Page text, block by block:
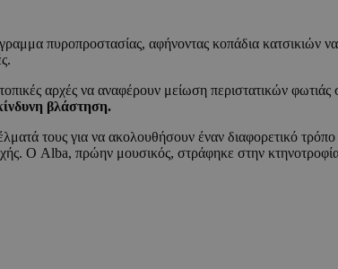
πυροπροστασίας, αφήνοντας κοπάδια κατσικιών
αρχές να αναφέρουν μείωση περιστατικών
βλάστηση.
τους για να ακολουθήσουν έναν διαφορετικό
Ο Alba, πρώην μουσικός, στράφηκε στην